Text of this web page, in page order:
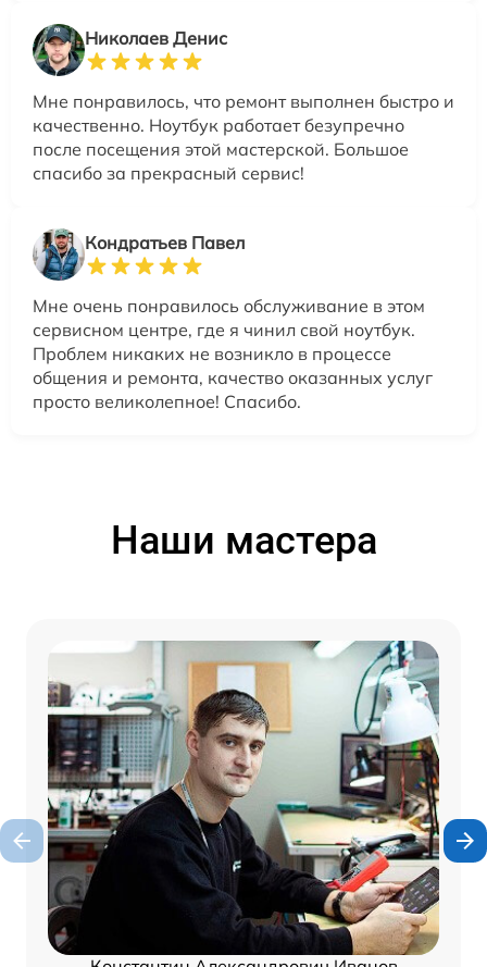
Николаев Денис
Мне понравилось, что ремонт выполнен быстро и
качественно. Ноутбук работает безупречно
после посещения этой мастерской. Большое
спасибо за прекрасный сервис!
Кондратьев Павел
Мне очень понравилось обслуживание в этом
сервисном центре, где я чинил свой ноутбук.
Проблем никаких не возникло в процессе
общения и ремонта, качество оказанных услуг
просто великолепное! Спасибо.
Наши мастера